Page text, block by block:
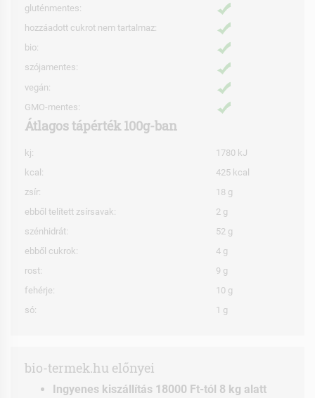
gluténmentes:
hozzáadott cukrot nem tartalmaz:
bio:
szójamentes:
vegán:
GMO-mentes:
Átlagos tápérték 100g-ban
kj:
1780 kJ
kcal:
425 kcal
zsír:
18 g
ebből telített zsírsavak:
2 g
szénhidrát:
52 g
ebből cukrok:
4 g
rost:
9 g
fehérje:
10 g
só:
1 g
bio-termek.hu előnyei
Ingyenes kiszállítás 18000 Ft-tól 8 kg alatt